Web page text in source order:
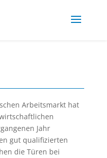
Arbeitsmarkt hat
Jahr
gut qualifizierten
die Türen bei